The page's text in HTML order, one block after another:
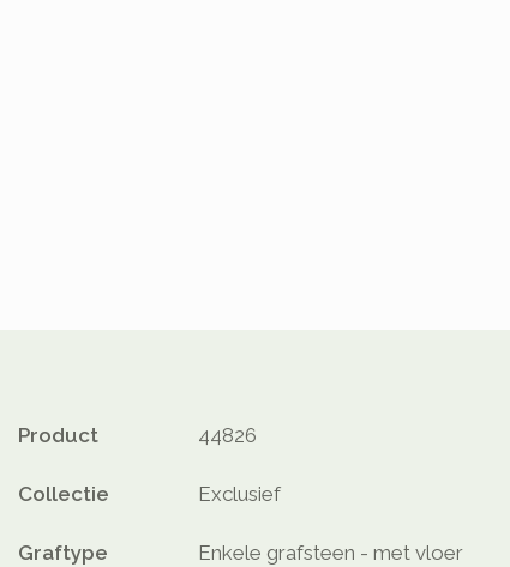
Product 44826
Collectie Exclusief
Graftype Enkele grafsteen - met vloer